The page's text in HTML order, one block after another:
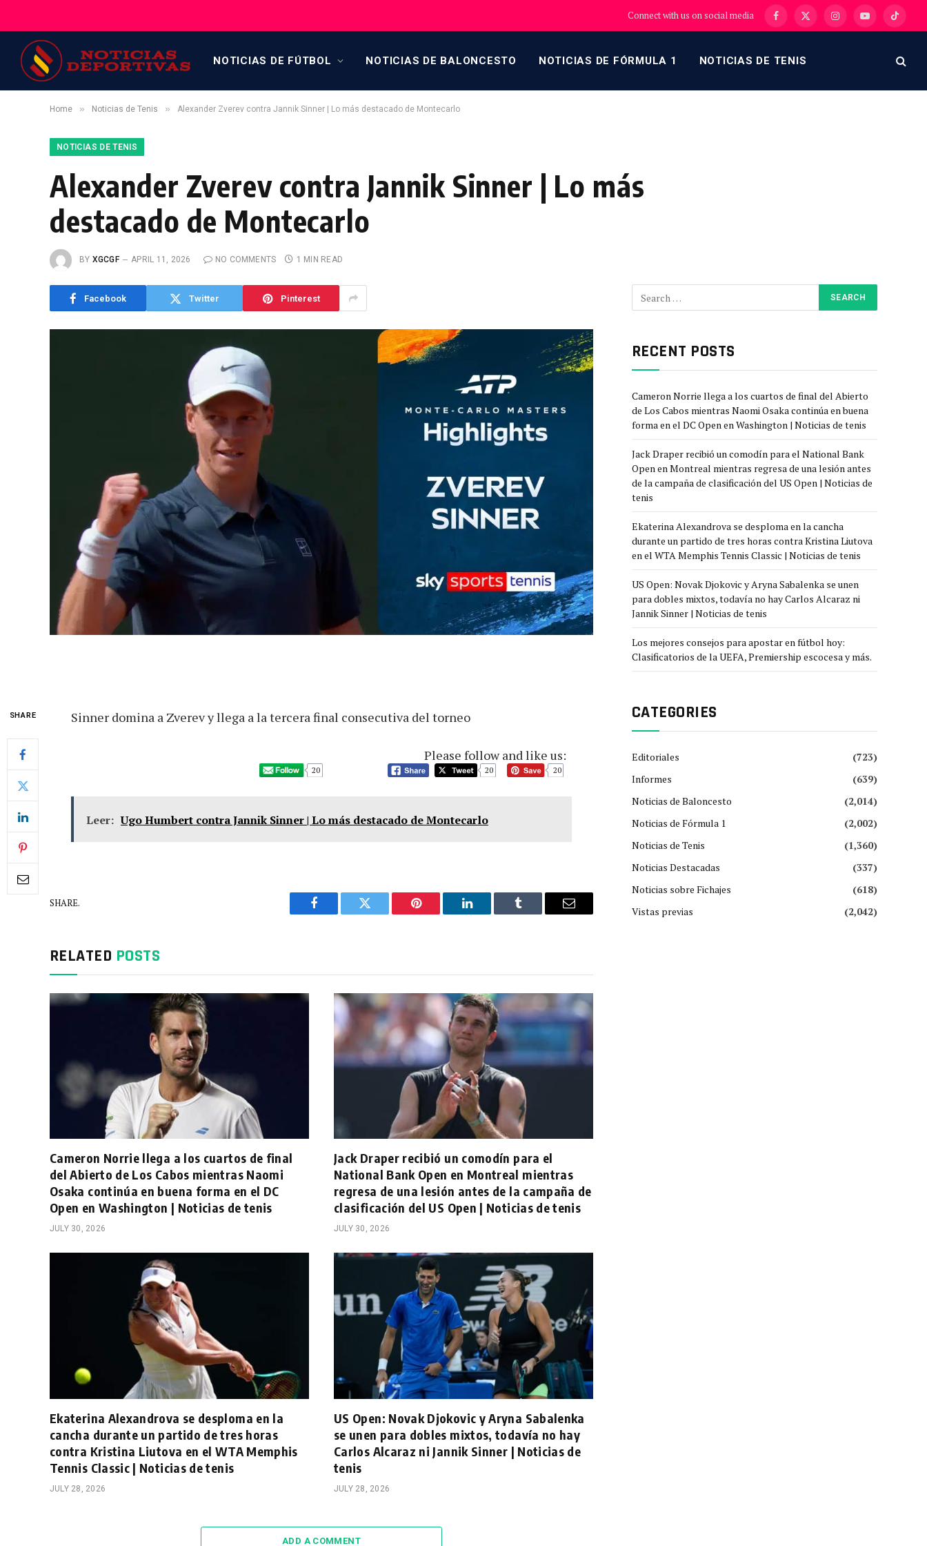
Connect with us on social media Facebook
X
InstagramYouTubeTikTok
NOTICIAS DE FÚTBOL NOTICIAS DE BALONCESTO NOTICIAS DE FÓRMULA 1 NOTICIAS DE TENIS
Home » Noticias de Tenis » Alexander Zverev contra Jannik Sinner | Lo más destacado de Montecarlo
NOTICIAS DE TENIS
Alexander Zverev contra Jannik Sinner | Lo más
destacado de Montecarlo
BY XGCGF APRIL 11, 2026 NO COMMENTS 1 MIN READ
Facebook Twitter Pinterest
SHARE Sinner domina a Zverev y llega a la tercera final consecutiva del torneo
Please follow and like us:
20 20 20
Leer: Ugo Humbert contra Jannik Sinner | Lo más destacado de Montecarlo
SHARE.
Facebook Twitter Pinterest LinkedIn Tumblr Email
RELATED POSTS
Cameron Norrie llega a los cuartos de final
del Abierto de Los Cabos mientras Naomi
Osaka continúa en buena forma en el DC
Open en Washington | Noticias de tenis
JULY 30, 2026
Jack Draper recibió un comodín para el
National Bank Open en Montreal mientras
regresa de una lesión antes de la campaña de
clasificación del US Open | Noticias de tenis
JULY 30, 2026
Ekaterina Alexandrova se desploma en la
cancha durante un partido de tres horas
contra Kristina Liutova en el WTA Memphis
Tennis Classic | Noticias de tenis
JULY 28, 2026
US Open: Novak Djokovic y Aryna Sabalenka
se unen para dobles mixtos, todavía no hay
Carlos Alcaraz ni Jannik Sinner | Noticias de
tenis
JULY 28, 2026
ADD A COMMENT
RECENT POSTS
Cameron Norrie llega a los cuartos de final del Abierto
de Los Cabos mientras Naomi Osaka continúa en buena
forma en el DC Open en Washington | Noticias de tenis
Jack Draper recibió un comodín para el National Bank
Open en Montreal mientras regresa de una lesión antes
de la campaña de clasificación del US Open | Noticias de
tenis
Ekaterina Alexandrova se desploma en la cancha
durante un partido de tres horas contra Kristina Liutova
en el WTA Memphis Tennis Classic | Noticias de tenis
US Open: Novak Djokovic y Aryna Sabalenka se unen
para dobles mixtos, todavía no hay Carlos Alcaraz ni
Jannik Sinner | Noticias de tenis
Los mejores consejos para apostar en fútbol hoy:
Clasificatorios de la UEFA, Premiership escocesa y más.
CATEGORIES
Editoriales
(723)
Informes
(639)
Noticias de Baloncesto
(2,014)
Noticias de Fórmula 1
(2,002)
Noticias de Tenis
(1,360)
Noticias Destacadas
(337)
Noticias sobre Fichajes
(618)
Vistas previas
(2,042)